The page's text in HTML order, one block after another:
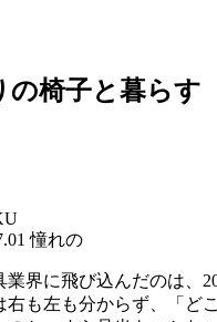
憧れの
業界に飛び込んだのは、
右も左も分からず、「ど